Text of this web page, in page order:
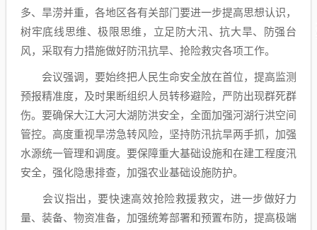
多、旱涝并重，各地区各有关部门要进一步提高思想认识，
树牢底线思维、极限思维，立足防大汛、抗大旱、防强台
风，采取有力措施做好防汛抗旱、抢险救灾各项工作。
会议强调，要始终把人民生命安全放在首位，提高监测
预报精准度，及时果断组织人员转移避险，严防出现群死群
伤。要确保大江大河大湖防洪安全，全面加强河湖行洪空间
管控。高度重视旱涝急转风险，坚持防汛抗旱两手抓，加强
水源统一管理和调度。要保障重大基础设施和在建工程度汛
安全，强化隐患排查，加强农业基础设施防护。
会议指出，要快速高效抢险救援救灾，进一步做好力
量、装备、物资准备，加强统筹部署和预置布防，提高极端